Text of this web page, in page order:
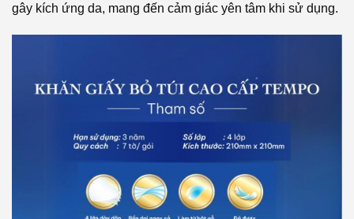
gây kích ứng da, mang đến cảm giác yên tâm khi sử dụng.